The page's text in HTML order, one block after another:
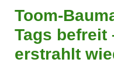
Toom-
Tags befreit
erstrahlt